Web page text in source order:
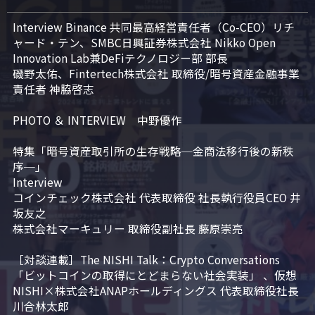
Interview Binance 共同最高経営責任者（Co-CEO）リチ
ャード・テン、SMBC日興証券株式会社 Nikko Open
Innovation Lab兼DeFiテクノロジー部 部長
磯野太佑、Fintertech株式会社 取締役/暗号資産金融事業
責任者 神脇啓志
PHOTO ＆ INTERVIEW　中野優作
特集「暗号資産取引所の生存戦略─金商法移行後の新秩
序─」
Interview
コインチェック株式会社 代表取締役 社長執行役員CEO 井
坂友之
株式会社マーキュリー 取締役副社長 藤原崇亮
［対談連載］The NISHI Talk：Crypto Conversations
「ビットコインの取得にとどまらない社会実装」 、仮想
NISHI×株式会社ANAPホールディングス 代表取締役社長
川合林太郎